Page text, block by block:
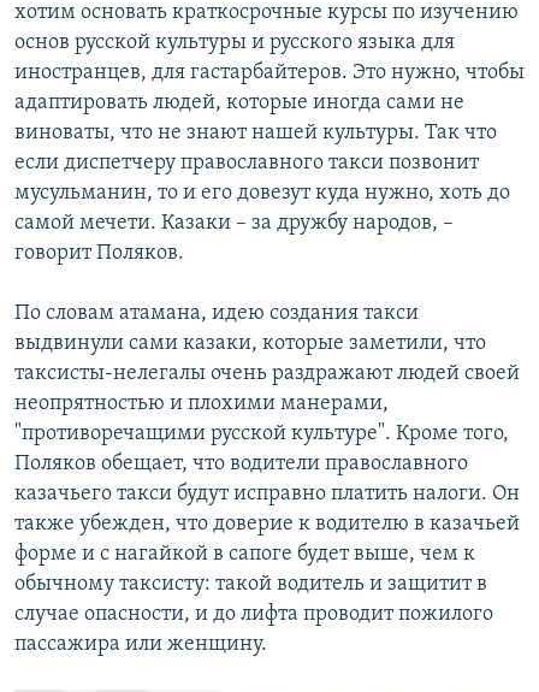
хотим основать краткосрочные курсы по изучению
основ русской культуры и русского языка для
иностранцев, для гастарбайтеров. Это нужно, чтобы
адаптировать людей, которые иногда сами не
виноваты, что не знают нашей культуры. Так что
если диспетчеру православного такси позвонит
мусульманин, то и его довезут куда нужно, хоть до
самой мечети. Казаки – за дружбу народов, –
говорит Поляков.
По словам атамана, идею создания такси
выдвинули сами казаки, которые заметили, что
таксисты-нелегалы очень раздражают людей своей
неопрятностью и плохими манерами,
"противоречащими русской культуре". Кроме того,
Поляков обещает, что водители православного
казачьего такси будут исправно платить налоги. Он
также убежден, что доверие к водителю в казачьей
форме и с нагайкой в сапоге будет выше, чем к
обычному таксисту: такой водитель и защитит в
случае опасности, и до лифта проводит пожилого
пассажира или женщину.